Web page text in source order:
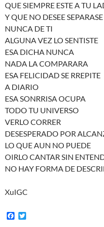
QUE SIEMPRE ESTE A TU
Y QUE NO DESEE SEPARASE
NUNCA DE TI
ALGUNA VEZ LO SENTISTE
ESA DICHA NUNCA
NADA LA COMPARARA
ESA FELICIDAD SE RREPITE
A DIARIO
ESA SONRRISA OCUPA
TODO TU UNIVERSO
VERLO CORRER
DESESPERADO POR
LO QUE AUN NO PUEDE
OIRLO CANTAR SIN
NO HAY FORMA DE
XuIGC
F